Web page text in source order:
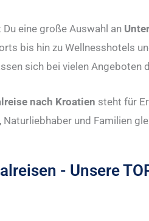
Du eine große Auswahl an
bis hin zu Wellnesshotels
sich bei vielen Angeboten
nach Kroatien steht für
Naturliebhaber und Familien
- Unsere